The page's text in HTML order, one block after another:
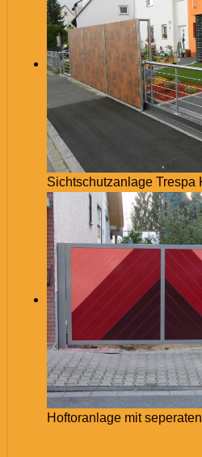
Sichtschutzanlage Trespa
Hoftoranlage mit